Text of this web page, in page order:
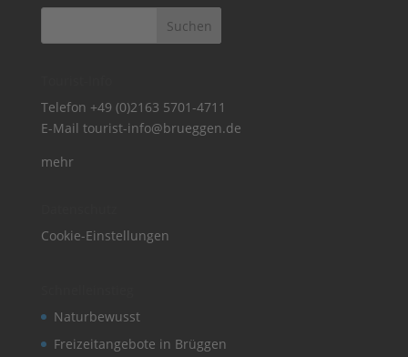
Telefon +49 (0)2163 5701-4711
E-Mail tourist-info@brueggen.de
mehr
Cookie-Einstellungen
Naturbewusst
Freizeitangebote in Brüggen